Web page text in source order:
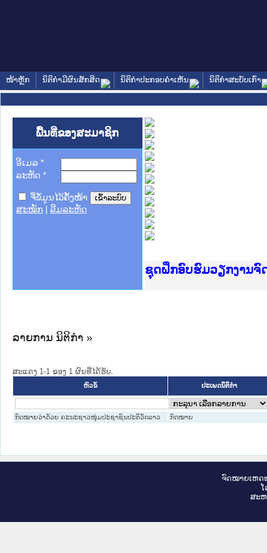
ໜ້າຫຼັກ ນິຕິກໍາມີຜົນສັກສິດ ນິຕິກໍາປະກອບຄໍາເຫັນ ນິຕິກໍາສະບັບເກົ່າ
ພື້ນທີ່ຂອງສະມາຊິກ
ອີເມລ *
ລະຫັດ *
ຈື່ຂໍ້ມູນໄວ້ຄັ້ງໜ້າ
ສະໝັກ
ລືມລະຫັດ
Ministry of Justice
ເຜີຍແຜ່ວັບໄຊຈົດໝາຍເ
ກະຊວງຍຸຕິທຳ
ຊຸດຝຶກອົບຮົມວຽກງານຈົ
ກອງປະຊຸມທົບທວນຄືນກ
ຝຶກອົບຮົມ ຜູ່ປະສານງາ
ຝຶກອົບຮົມ ຜູ່ປະສານງາ
ເຜີຍແຜ່ແອັບກົດໝາຍລາ
ເຜີຍແຜ່ແອັບກົດໝາຍລາ
ຍົກລະດັບວຽກງານຈົດໝ
ຊຸດຝຶກອົບຮົມວຽກງານຈົ
ລາຍການ ນິຕິກໍາ »
ສະແດງ 1-1 ຂອງ 1 ຜົນທີ່ໄດ້ຮັບ.
ຫົວຂໍ້ ປະເພດນິຕິກຳ
ກົດໝາຍວ່າດ້ວຍ ຄະນະຊາວໜຸ່ມປະຊາຊົນປະຕິວັດລາວ ກົດໝາຍ
ຈົດ​ໝາຍ​ເຫດ​
ສະ​ຫ